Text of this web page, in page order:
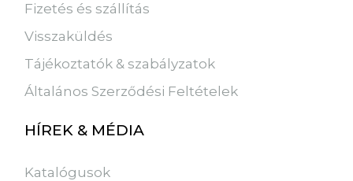
Fizetés és szállítás
Visszaküldés
Tájékoztatók & szabályzatok
Általános Szerződési Feltételek
HÍREK & MÉDIA
Katalógusok